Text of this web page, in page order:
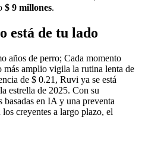
$ 9 millones.
está de tu lado
años de perro; Cada momento
más amplio vigila la rutina lenta de
de $ 0.21, Ruvi ya se está
estrella de 2025. Con su
en IA y una preventa
creyentes a largo plazo, el